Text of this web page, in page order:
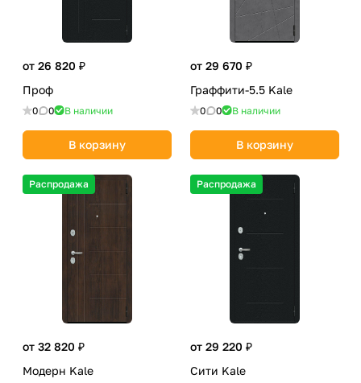
от 26 820 ₽
Проф
0 0 В наличии
В корзину
от 29 670 ₽
Граффити-5.5 Kale
0 0 В наличии
В корзину
Распродажа
от 32 820 ₽
Модерн Kale
Распродажа
от 29 220 ₽
Сити Kale